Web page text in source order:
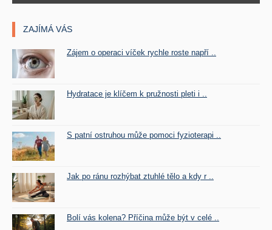
ZAJÍMÁ VÁS
Zájem o operaci víček rychle roste napří ..
Hydratace je klíčem k pružnosti pleti i ..
S patní ostruhou může pomoci fyzioterapi ..
Jak po ránu rozhýbat ztuhlé tělo a kdy r ..
Bolí vás kolena? Příčina může být v celé ..